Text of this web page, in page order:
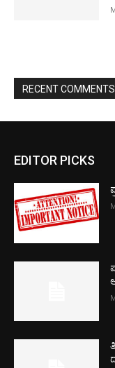
RECENT COMMENTS
EDITOR PICKS